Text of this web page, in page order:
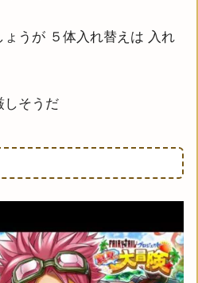
うが ５体入れ替えは 入れ
しそうだ